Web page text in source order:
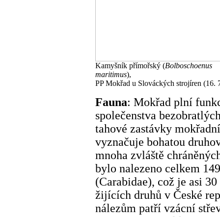
Kamyšník přímořský (Bolboschoenus
maritimus),
PP Mokřad u Slováckých strojíren (16.
Fauna: Mokřad plní
společenstva
tahové zastávky
vyznačuje bohatou
mnoha zvláště
bylo nalezeno celkem
(Carabidae), což je asi
žijících druhů v České
nálezům patří vzácní